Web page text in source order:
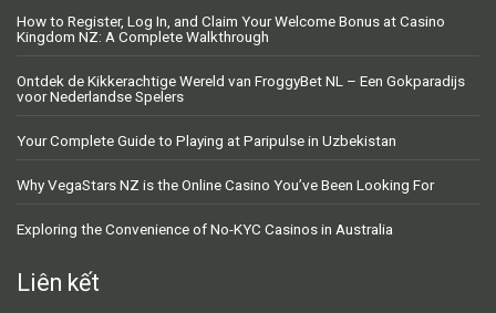
How to Register, Log In, and Claim Your Welcome Bonus at Casino
Kingdom NZ: A Complete Walkthrough
Ontdek de Kikkerachtige Wereld van FroggyBet NL – Een Gokparadijs
voor Nederlandse Spelers
Your Complete Guide to Playing at Paripulse in Uzbekistan
Why VegaStars NZ is the Online Casino You’ve Been Looking For
Exploring the Convenience of No-KYC Casinos in Australia
Liên kết